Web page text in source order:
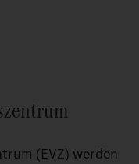
(EVZ) werden